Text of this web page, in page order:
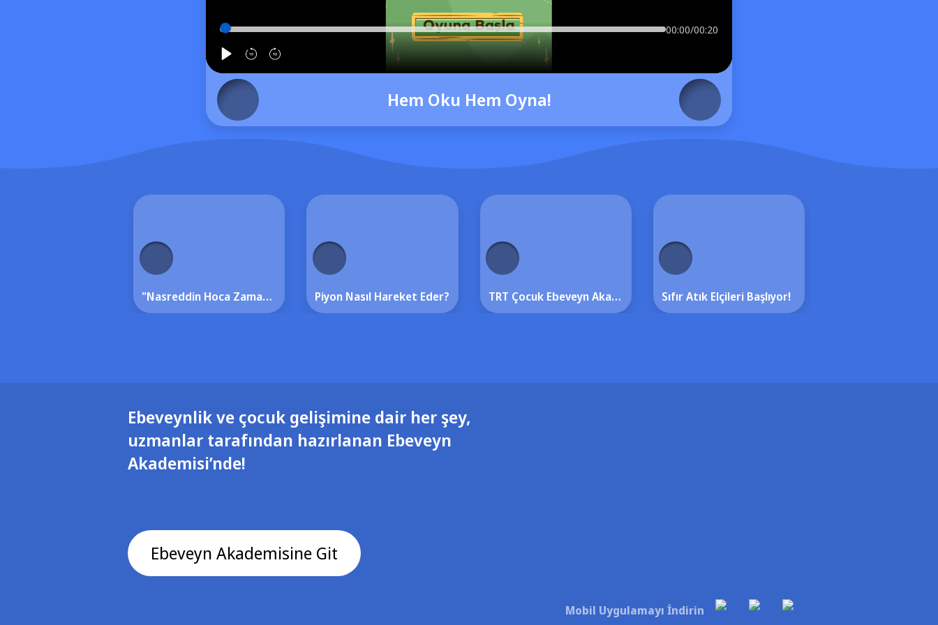
00:00/00:20
Hem Oku Hem Oyna!
"Nasreddin Hoca Zaman Yolcusu 4" Sinemalarda! Piyon Nasıl Hareket Eder? TRT Çocuk Ebeveyn Akademisi Yaz Tatili Boyunca Ebeveynlerin Yanında Sıfır Atık Elçileri Başlıyor!
Ebeveynlik ve çocuk gelişimine dair her şey,
uzmanlar tarafından hazırlanan Ebeveyn
Akademisi’nde!
Ebeveyn Akademisine Git
Mobil Uygulamayı İndirin